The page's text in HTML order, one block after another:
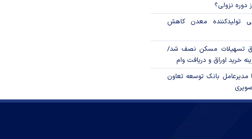
دوره نزولی؟
تولیدکننده معدن کاهش
تسهیلات مسکن نصف شد/
خرید اوراق و دریافت وام
مدیرعامل بانک توسعه تعاون